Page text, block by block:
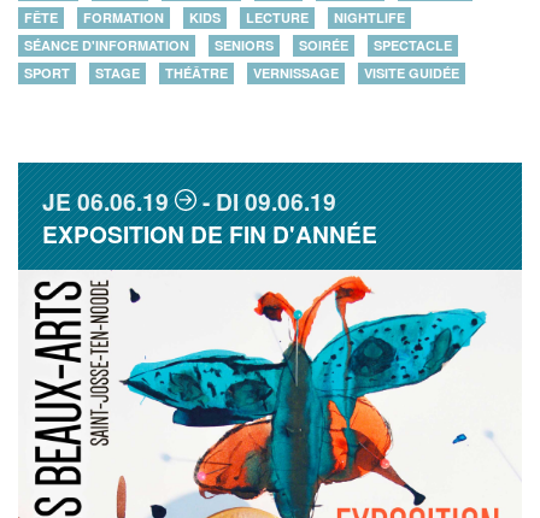
FÊTE
FORMATION KIDS LECTURE
NIGHTLIFE
SÉANCE D'INFORMATION
SENIORS SOIRÉE
SPECTACLE
SPORT
STAGE THÉÂTRE VERNISSAGE VISITE GUIDÉE
JE06.06.19 DI09.06.19
EXPOSITION DE FIN D'ANNÉE